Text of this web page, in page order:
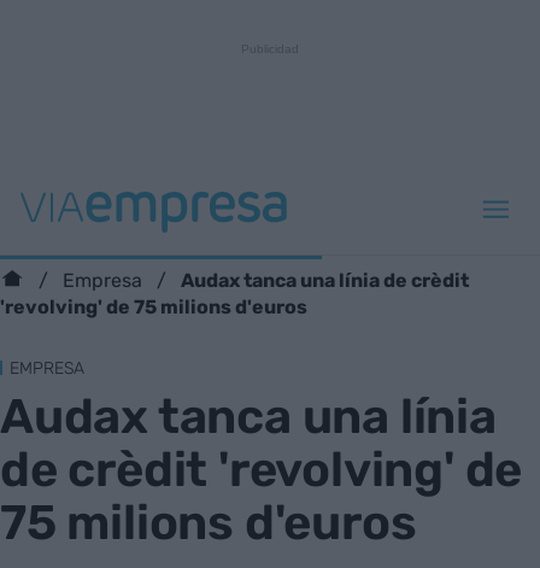
Empresa
Audax tanca una línia de crèdit
'revolving' de 75 milions d'euros
EMPRESA
Audax tanca una línia
de crèdit 'revolving' de
75 milions d'euros